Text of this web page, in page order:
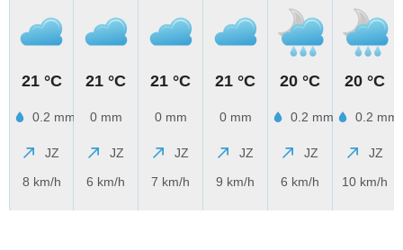
21 °C
0.2 mm
JZ
8 km/h
21 °C
0 mm
JZ
6 km/h
21 °C
0 mm
JZ
7 km/h
21 °C
0 mm
JZ
9 km/h
20 °C
0.2 mm
JZ
6 km/h
20 °C
0.2 mm
JZ
10 km/h